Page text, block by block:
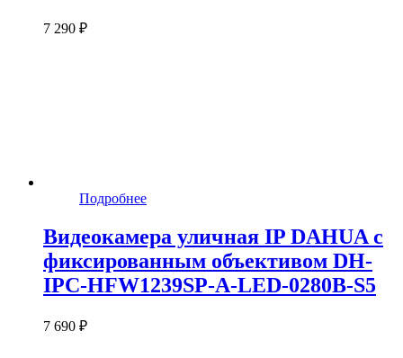
7 290 ₽
Подробнее
Видеокамера уличная IP DAHUA с
фиксированным объективом DH-
IPC-HFW1239SP-A-LED-0280B-S5
7 690 ₽